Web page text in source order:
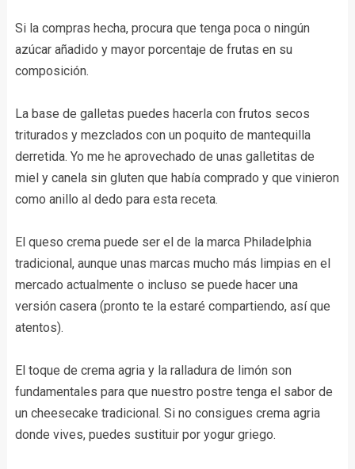
Si la compras hecha, procura que tenga poca o ningún
azúcar añadido y mayor porcentaje de frutas en su
composición.
La base de galletas puedes hacerla con frutos secos
triturados y mezclados con un poquito de mantequilla
derretida. Yo me he aprovechado de unas galletitas de
miel y canela sin gluten que había comprado y que vinieron
como anillo al dedo para esta receta.
El queso crema puede ser el de la marca Philadelphia
tradicional, aunque unas marcas mucho más limpias en el
mercado actualmente o incluso se puede hacer una
versión casera (pronto te la estaré compartiendo, así que
atentos).
El toque de crema agria y la ralladura de limón son
fundamentales para que nuestro postre tenga el sabor de
un cheesecake tradicional. Si no consigues crema agria
donde vives, puedes sustituir por yogur griego.